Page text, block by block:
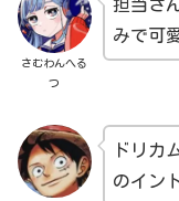
さむわんへる
つ
担当さ
みで可
ドリカ
のイン